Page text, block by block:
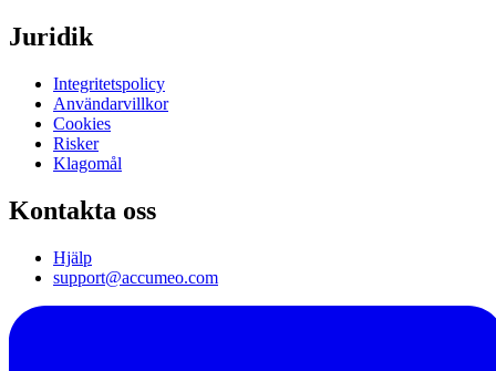
Juridik
Integritetspolicy
Användarvillkor
Cookies
Risker
Klagomål
Kontakta oss
Hjälp
support@accumeo.com